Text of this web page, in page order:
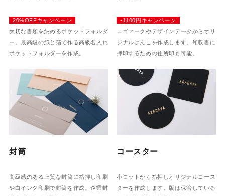
20%OFFキャンペーン
大切な書類を納めるポケットフォルダ
ー。最高級の紙と箔で作る高級名入れ
ポケットフォルダーを作成。
-1100円キャンペーン
ロゴマークやデザインデータからオリ
ジナルはんこを作成します。領収書に
押印するための住所印も可能。
封筒
高級感のある上質な封筒に箔押し印刷
や白インク印刷で封筒を作成。企業封
コースター
小ロットから箔押しオリジナルコース
ターを作成します。版は保管している